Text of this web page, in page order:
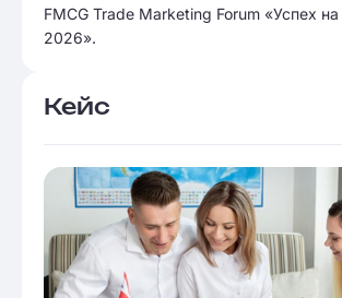
FMCG Trade Marketing Forum «Успех на
2026».
Кейс